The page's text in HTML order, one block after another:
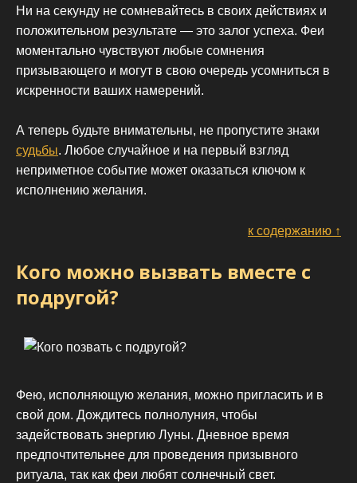
Ни на секунду не сомневайтесь в своих действиях и
положительном результате — это залог успеха. Феи
моментально чувствуют любые сомнения
призывающего и могут в свою очередь усомниться в
искренности ваших намерений.
А теперь будьте внимательны, не пропустите знаки
судьбы. Любое случайное и на первый взгляд
неприметное событие может оказаться ключом к
исполнению желания.
к содержанию ↑
Кого можно вызвать вместе с
подругой?
Фею, исполняющую желания, можно пригласить и в
свой дом. Дождитесь полнолуния, чтобы
задействовать энергию Луны. Дневное время
предпочтительнее для проведения призывного
ритуала, так как феи любят солнечный свет.